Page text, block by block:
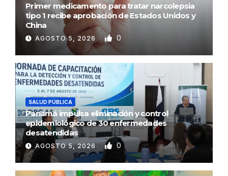
Primer medicamento para tratar narcolepsia
tipo 1 recibe aprobación de Estados Unidos y
China
AGOSTO 5, 2026 0
SALUD PÚBLICA
Panamá impulsa eliminación y control
epidemiológico de 30 enfermedades
desatendidas
AGOSTO 5, 2026 0